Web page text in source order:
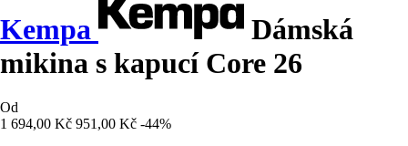
Kempa
Dámská
mikina s kapucí Core 26
Od
1 694,00 Kč 951,00 Kč -44%